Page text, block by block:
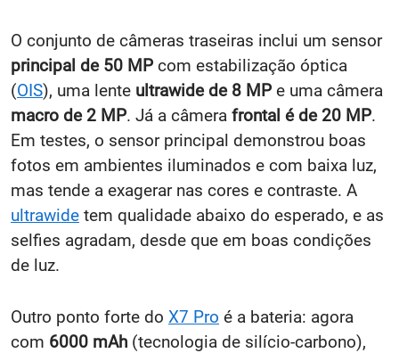
O conjunto de câmeras traseiras inclui um sensor
principal de 50 MP com estabilização óptica
(OIS), uma lente ultrawide de 8 MP e uma câmera
macro de 2 MP. Já a câmera frontal é de 20 MP.
Em testes, o sensor principal demonstrou boas
fotos em ambientes iluminados e com baixa luz,
mas tende a exagerar nas cores e contraste. A
ultrawide tem qualidade abaixo do esperado, e as
selfies agradam, desde que em boas condições
de luz.
Outro ponto forte do X7 Pro é a bateria: agora
com 6000 mAh (tecnologia de silício-carbono),